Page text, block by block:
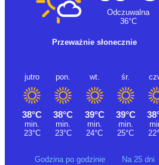
Godzina po godzinie Na 25 dni